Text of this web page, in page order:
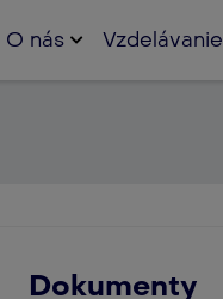
O nás Vzdelávanie
Dokumenty